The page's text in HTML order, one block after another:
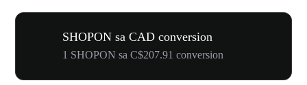
SHOPON sa CAD conversion
1 SHOPON sa C$207.91 conversion